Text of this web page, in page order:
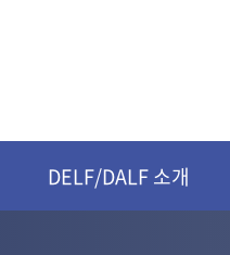
DELF/DALF 소개